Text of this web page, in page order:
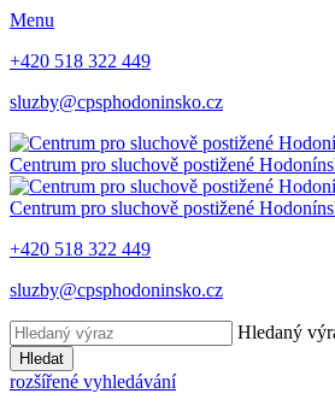
Menu
+420 518 322 449
sluzby@cpsphodoninsko.cz
Centrum pro sluchově postižené
Centrum pro sluchově postižené
+420 518 322 449
sluzby@cpsphodoninsko.cz
Hledaný
Hledat
rozšířené vyhledávání